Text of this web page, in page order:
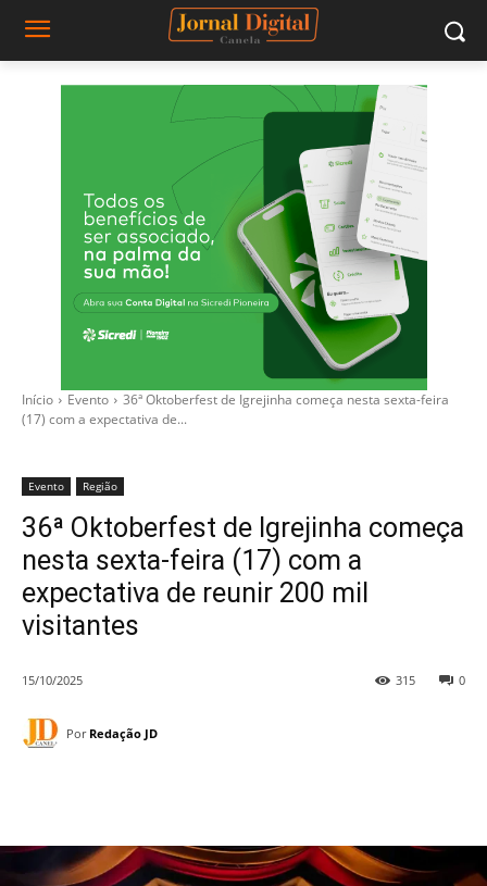
Início Evento
36ª Oktoberfest de Igrejinha começa nesta sexta-feira
(17) com a expectativa de...
Evento Região
36ª Oktoberfest de Igrejinha começa
nesta sexta-feira (17) com a
expectativa de reunir 200 mil
visitantes
15/10/2025 0
315
Por Redação JD